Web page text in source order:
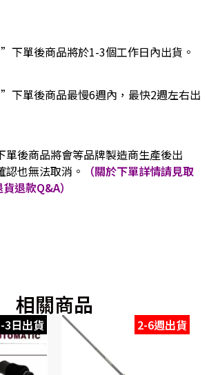
單後商品將於1-3個工作日內出貨。
單後商品最慢6週內，最快2週左右出
後商品將會等品牌製造商生產後出
認也無法取消。
（關於下單詳情請見取
退款Q&A）
相關商品
3日出貨 2-6週出貨